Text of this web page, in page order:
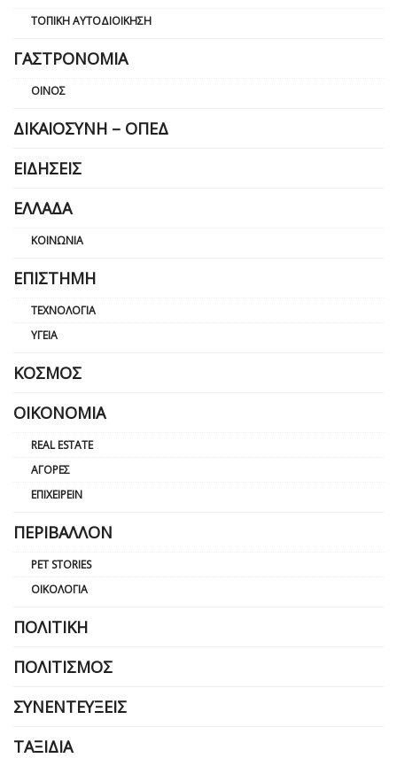
ΤΟΠΙΚΉ ΑΥΤΟΔΙΟΊΚΗΣΗ
ΓΑΣΤΡΟΝΟΜΊΑ
ΟΊΝΟΣ
ΔΙΚΑΙΟΣΎΝΗ – ΟΠΕΔ
ΕΙΔΉΣΕΙΣ
ΕΛΛΆΔΑ
ΚΟΙΝΩΝΊΑ
ΕΠΙΣΤΉΜΗ
ΤΕΧΝΟΛΟΓΊΑ
ΥΓΕΊΑ
ΚΌΣΜΟΣ
ΟΙΚΟΝΟΜΊΑ
REAL ESTATE
ΑΓΟΡΈΣ
ΕΠΙΧΕΙΡΕΊΝ
ΠΕΡΙΒΆΛΛΟΝ
PET STORIES
ΟΙΚΟΛΟΓΊΑ
ΠΟΛΙΤΙΚΉ
ΠΟΛΙΤΙΣΜΌΣ
ΣΥΝΕΝΤΕΎΞΕΙΣ
ΤΑΞΊΔΙΑ